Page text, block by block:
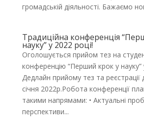
громадській діяльності. Бажаємо
Традиційна конференція
науку” у 2022 році!
Оголошується прийом тез на
конференцію “Перший крок у науку”
Дедлайн прийому тез та реєстрації
січня 2022р.Робота конференції
такими напрямами: • Актуальні
перспективи...